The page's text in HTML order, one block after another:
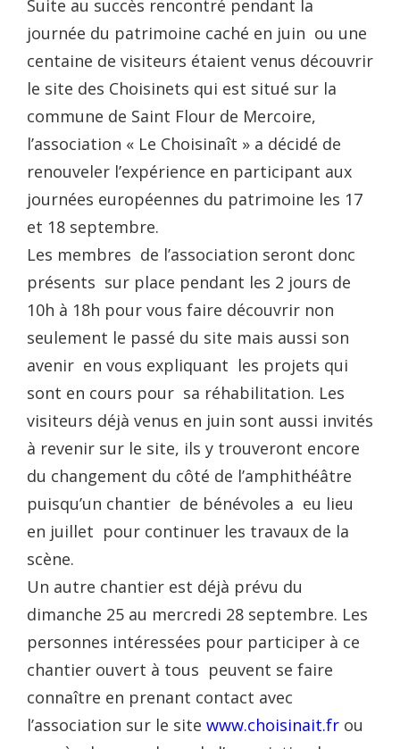
Suite au succès rencontré pendant la
journée du patrimoine caché en juin ou une
centaine de visiteurs étaient venus découvrir
le site des Choisinets qui est situé sur la
commune de Saint Flour de Mercoire,
l’association « Le Choisinaît » a décidé de
renouveler l’expérience en participant aux
journées européennes du patrimoine les 17
et 18 septembre.
Les membres de l’association seront donc
présents sur place pendant les 2 jours de
10h à 18h pour vous faire découvrir non
seulement le passé du site mais aussi son
avenir en vous expliquant les projets qui
sont en cours pour sa réhabilitation. Les
visiteurs déjà venus en juin sont aussi invités
à revenir sur le site, ils y trouveront encore
du changement du côté de l’amphithéâtre
puisqu’un chantier de bénévoles a eu lieu
en juillet pour continuer les travaux de la
scène.
Un autre chantier est déjà prévu du
dimanche 25 au mercredi 28 septembre. Les
personnes intéressées pour participer à ce
chantier ouvert à tous peuvent se faire
connaître en prenant contact avec
l’association sur le site www.choisinait.fr ou